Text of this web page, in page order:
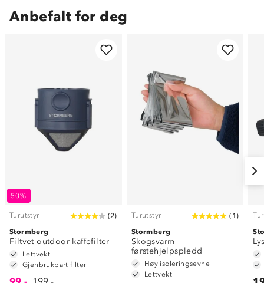
Anbefalt for deg
50%
Turutstyr (2)
Stormberg
Filtvet outdoor kaffefilter
Lettvekt
Gjenbrukbart filter
Turutstyr ( 1 )
Stormberg
Skogsvarm
førstehjelpspledd
Høy isoleringsevne
Lettvekt